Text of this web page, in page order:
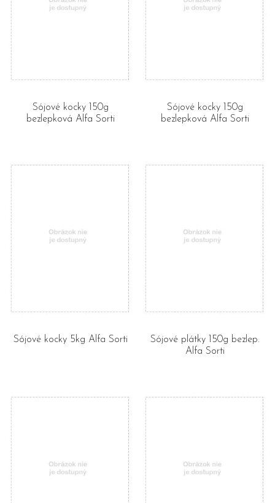
Sójové kocky 150g
bezlepková Alfa Sorti
Sójové kocky 150g
bezlepková Alfa Sorti
Sójové kocky 5kg Alfa Sorti
Sójové plátky 150g bezlep.
Alfa Sorti